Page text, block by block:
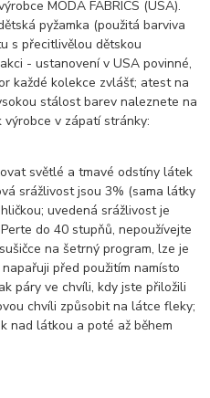
MODA FABRICS (USA).
pyžamka (použitá barviva
s přecitlivělou dětskou
- ustanovení v USA povinné,
každé kolekce zvlášť; atest na
stálost barev naleznete na
v zápatí stránky:
světlé a tmavé odstíny látek
srážlivost jsou 3% (sama látky
uvedená srážlivost je
do 40 stupňů, nepoužívejte
na šetrný program, lze je
před použitím namísto
páry ve chvíli, kdy jste přiložili
chvíli způsobit na látce fleky;
nad látkou a poté až během